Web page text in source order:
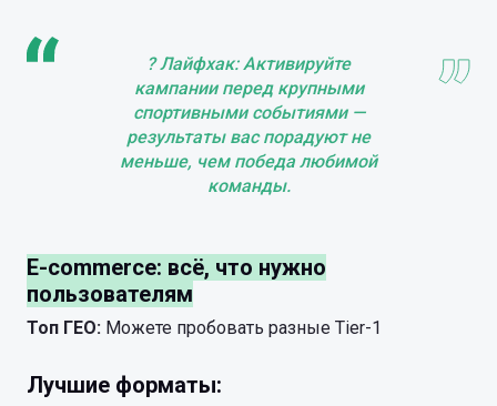
? Лайфхак: Активируйте
кампании перед крупными
спортивными событиями —
результаты вас порадуют не
меньше, чем победа любимой
команды.
E-commerce: всё, что нужно
пользователям
Топ ГЕО: Можете пробовать разные Tier-1
Лучшие форматы: